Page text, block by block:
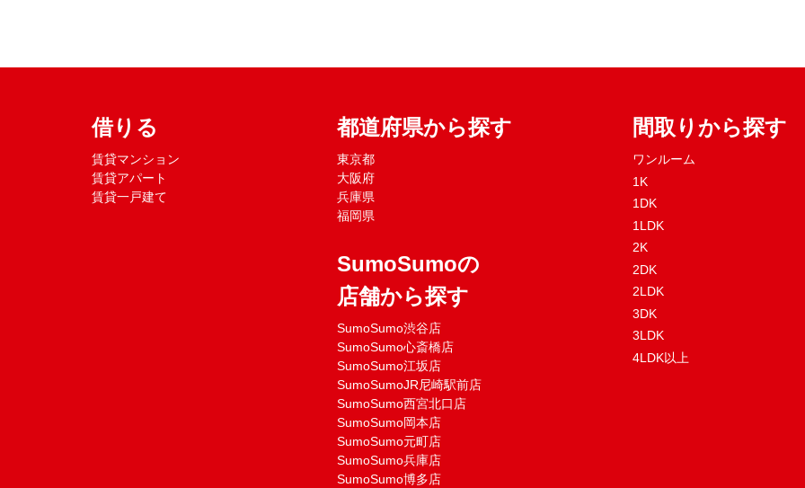
借りる
賃貸マンション
賃貸アパート
賃貸一戸建て
都道府県から探す
東京都
大阪府
兵庫県
福岡県
SumoSumoの
店舗から探す
SumoSumo渋谷店
SumoSumo心斎橋店
SumoSumo江坂店
SumoSumoJR尼崎駅前店
SumoSumo西宮北口店
SumoSumo岡本店
SumoSumo元町店
SumoSumo兵庫店
SumoSumo博多店
間取りから探す
ワンルーム
1K
1DK
1LDK
2K
2DK
2LDK
3DK
3LDK
4LDK以上